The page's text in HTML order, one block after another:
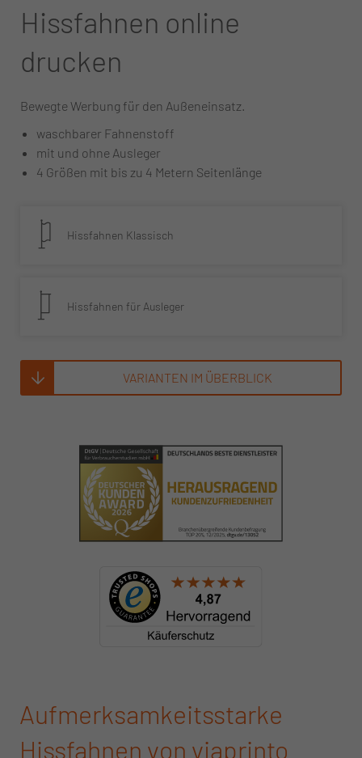
Hissfahnen online
drucken
Bewegte Werbung für den Außeneinsatz.
waschbarer Fahnenstoff
mit und ohne Ausleger
4 Größen mit bis zu 4 Metern Seitenlänge
Hissfahnen Klassisch
Hissfahnen für Ausleger
VARIANTEN IM ÜBERBLICK
Aufmerksamkeitsstarke
Hissfahnen von viaprinto